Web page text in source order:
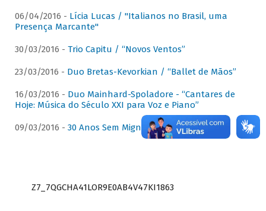
06/04/2016 - Lícia Lucas / "Italianos no Brasil, uma
Presença Marcante"
30/03/2016 - Trio Capitu / “Novos Ventos”
23/03/2016 - Duo Bretas-Kevorkian / “Ballet de Mãos”
16/03/2016 - Duo Mainhard-Spoladore - “Cantares de
Hoje: Música do Século XXI para Voz e Piano”
09/03/2016 - 30 Anos Sem Mignone
Z7_7QGCHA41LOR9E0AB4V47KI1863